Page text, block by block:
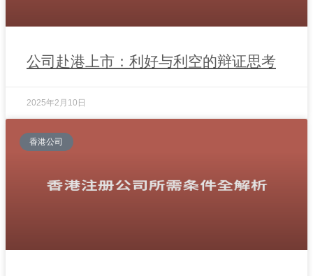
公司赴港上市：利好与利空的辩证思考
2025年2月10日
香港公司